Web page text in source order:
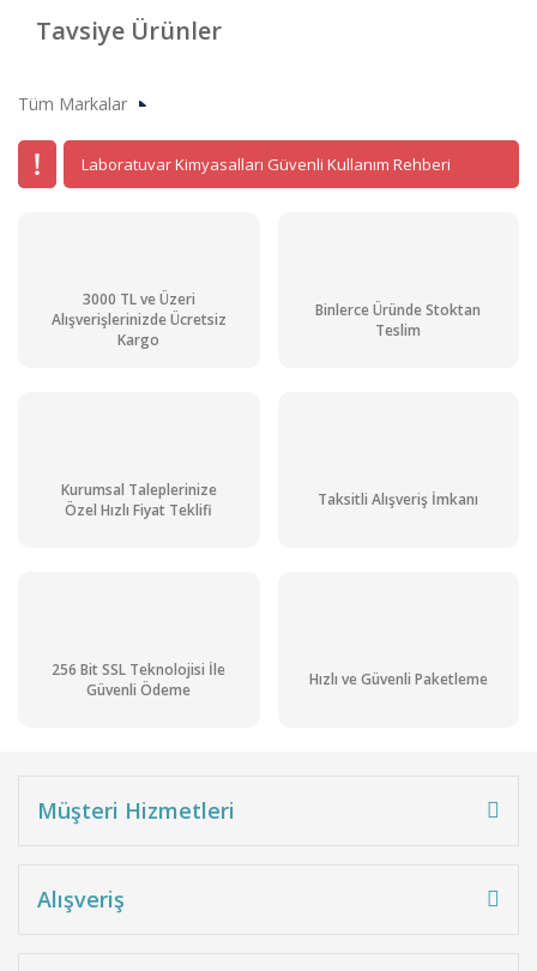
Tavsiye Ürünler
Tüm Markalar
Laboratuvar Kimyasalları Güvenli Kullanım Rehberi
3000 TL ve Üzeri
Alışverişlerinizde Ücretsiz
Kargo
Binlerce Üründe Stoktan
Teslim
Kurumsal Taleplerinize
Özel Hızlı Fiyat Teklifi
Taksitli Alışveriş İmkanı
256 Bit SSL Teknolojisi İle
Güvenli Ödeme
Hızlı ve Güvenli Paketleme
Müşteri Hizmetleri
Alışveriş